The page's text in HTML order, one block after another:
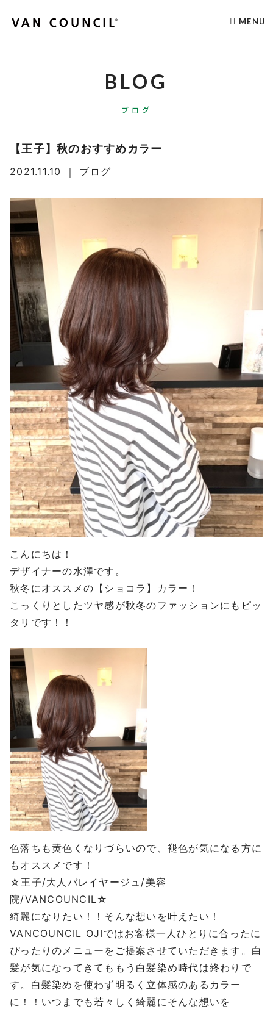
MENU
BLOG
ブログ
【王子】秋のおすすめカラー
2021.11.10 ｜ ブログ
こんにちは！
デザイナーの水澤です。
秋冬にオススメの【ショコラ】カラー！
こっくりとしたツヤ感が秋冬のファッションにもピッ
タリです！！
色落ちも黄色くなりづらいので、褪色が気になる方に
もオススメです！
☆王子/大人バレイヤージュ/美容
院/VANCOUNCIL☆
綺麗になりたい！！そんな想いを叶えたい！
VANCOUNCIL OJIではお客様一人ひとりに合ったに
ぴったりのメニューをご提案させていただきます。白
髪が気になってきてももう白髪染め時代は終わりで
す。白髪染めを使わず明るく立体感のあるカラー
に！！いつまでも若々しく綺麗にそんな想いを